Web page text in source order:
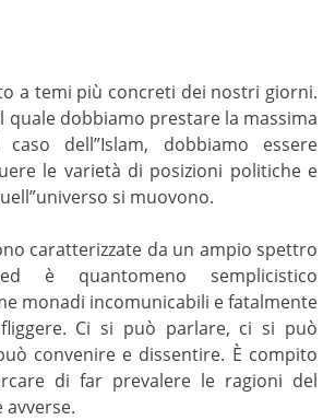
a temi più concreti dei nostri giorni.
quale dobbiamo prestare la massima
dell”Islam, dobbiamo essere
le varietà di posizioni politiche e
si muovono.
caratterizzate da un ampio spettro
è quantomeno semplicistico
monadi incomunicabili e fatalmente
Ci si può parlare, ci si può
convenire e dissentire. È compito
di far prevalere le ragioni del
avverse.